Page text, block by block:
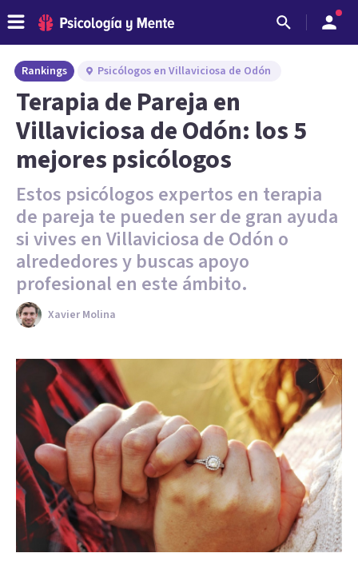
Rankings Psicólogos en Villaviciosa de Odón
Terapia de Pareja en
Villaviciosa de Odón: los 5
mejores psicólogos
Estos psicólogos expertos en terapia
de pareja te pueden ser de gran ayuda
si vives en Villaviciosa de Odón o
alrededores y buscas apoyo
profesional en este ámbito.
Xavier Molina